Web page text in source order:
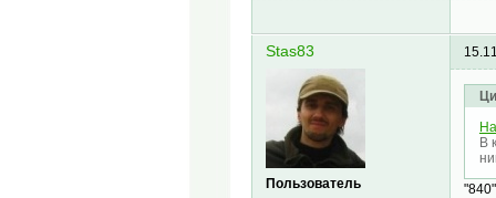
Stas83
Пользователь
В